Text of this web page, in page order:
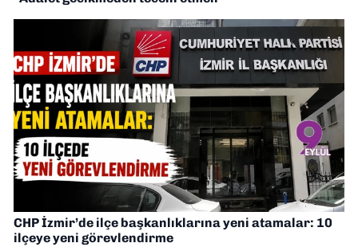
CHP İzmir’de ilçe başkanlıklarına yeni atamalar: 10
ilçeye yeni görevlendirme